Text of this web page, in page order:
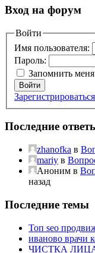
Вход на форум
Войти
Имя пользователя:
Пароль:
Запомнить меня
Войти
Зарегистрироваться
Последние
zhanofka в
mariy в
Аноним в
назад
Последние темы
Топ seo
иваново врачи
ЧИСТКА ЛИЦА